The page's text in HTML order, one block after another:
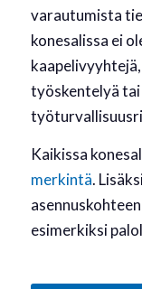
varautumista
konesalissa ei
työskentelyä
Kaikissa
merkintä.
esimerkiksi